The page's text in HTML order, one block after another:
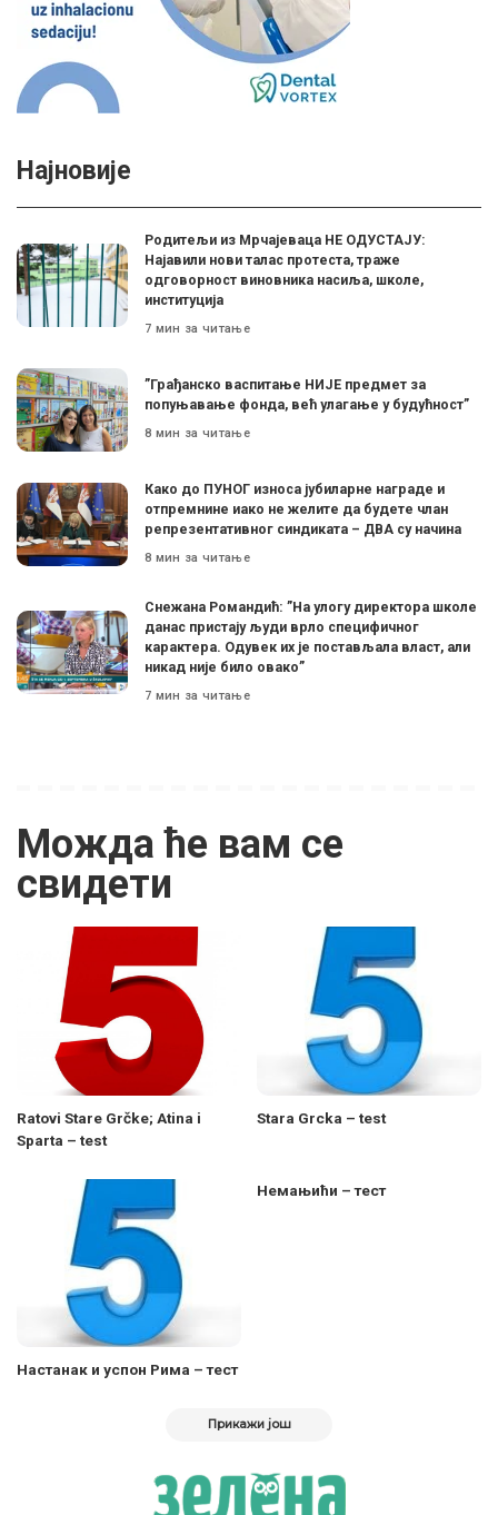
Најновије
Родитељи из Мрчајеваца НЕ ОДУСТАЈУ:
Најавили нови талас протеста, траже
одговорност виновника насиља, школе,
институција
7 мин за читање
”Грађанско васпитање НИЈЕ предмет за
попуњавање фонда, већ улагање у будућност”
8 мин за читање
Како до ПУНОГ износа јубиларне награде и
отпремнине иако не желите да будете члан
репрезентативног синдиката – ДВА су начина
8 мин за читање
Снежана Романдић: ”На улогу директора школе
данас пристају људи врло специфичног
карактера. Одувек их је постављала власт, али
никад није било овако”
7 мин за читање
Можда ће вам се
свидети
Ratovi Stare Grčke; Atina i
Sparta – test
Stara Grcka – test
Настанак и успон Рима – тест
Немањићи – тест
Прикажи још